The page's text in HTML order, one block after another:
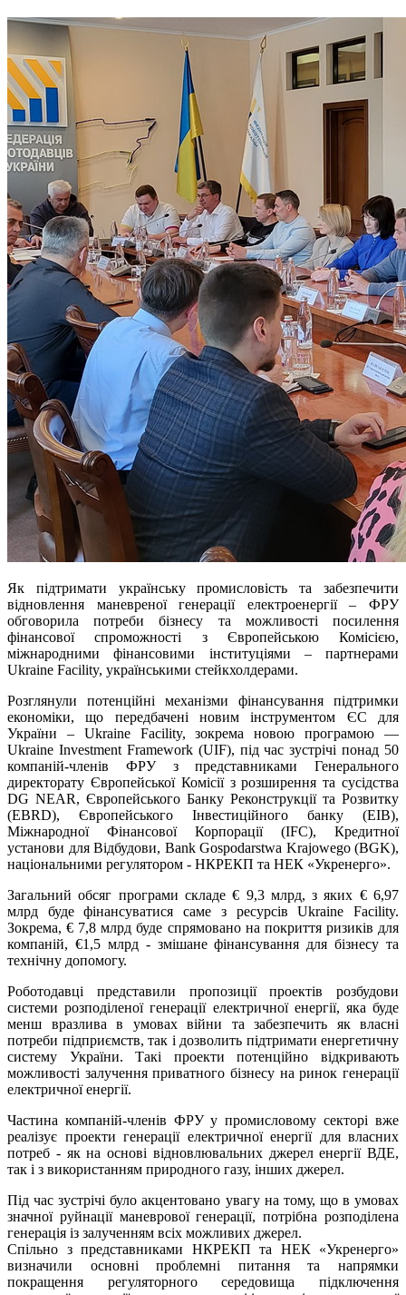
Як підтримати українську промисловість та забезпечити
відновлення маневреної генерації електроенергії – ФРУ
обговорила потреби бізнесу та можливості посилення
фінансової спроможності з Європейською Комісією,
міжнародними фінансовими інституціями – партнерами
Ukraine Facility, українськими стейкхолдерами.
Розглянули потенційні механізми фінансування підтримки
економіки, що передбачені новим інструментом ЄС для
України – Ukraine Facility, зокрема новою програмою —
Ukraine Investment Framework (UIF), під час зустрічі понад 50
компаній-членів ФРУ з представниками Генерального
директорату Європейської Комісії з розширення та сусідства
DG NEAR, Європейського Банку Реконструкції та Розвитку
(EBRD), Європейського Інвестиційного банку (EIB),
Міжнародної Фінансової Корпорації (IFC), Кредитної
установи для Відбудови, Bank Gospodarstwa Krajowego (BGK),
національними регулятором - НКРЕКП та НЕК «Укренерго».
Загальний обсяг програми складе € 9,3 млрд, з яких € 6,97
млрд буде фінансуватися саме з ресурсів Ukraine Facility.
Зокрема, € 7,8 млрд буде спрямовано на покриття ризиків для
компаній, €1,5 млрд - змішане фінансування для бізнесу та
технічну допомогу.
Роботодавці представили пропозиції проектів розбудови
системи розподіленої генерації електричної енергії, яка буде
менш вразлива в умовах війни та забезпечить як власні
потреби підприємств, так і дозволить підтримати енергетичну
систему України. Такі проекти потенційно відкривають
можливості залучення приватного бізнесу на ринок генерації
електричної енергії.
Частина компаній-членів ФРУ у промисловому секторі вже
реалізує проекти генерації електричної енергії для власних
потреб - як на основі відновлювальних джерел енергії ВДЕ,
так і з використанням природного газу, інших джерел.
Під час зустрічі було акцентовано увагу на тому, що в умовах
значної руйнації маневрової генерації, потрібна розподілена
генерація із залученням всіх можливих джерел.
Спільно з представниками НКРЕКП та НЕК «Укренерго»
визначили основні проблемні питання та напрямки
покращення регуляторного середовища підключення